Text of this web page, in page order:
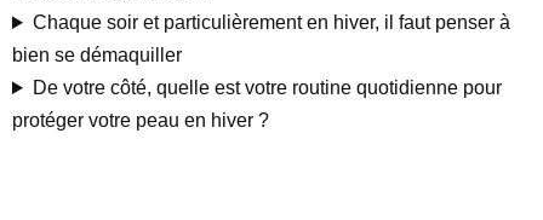
Chaque soir et particulièrement en hiver, il faut penser à
bien se démaquiller
De votre côté, quelle est votre routine quotidienne pour
protéger votre peau en hiver ?